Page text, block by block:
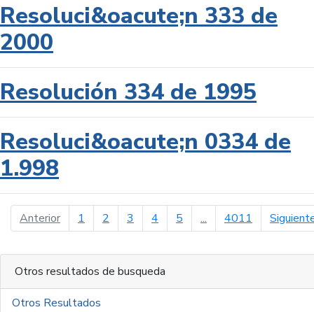
Resoluci&oacute;n 333 de
2000
Resolución 334 de 1995
Resoluci&oacute;n 0334 de
1.998
Anteriorpágina anterior
1 2 3 4 5 ... 4011
Otros resultados de busqueda
Otros Resultados